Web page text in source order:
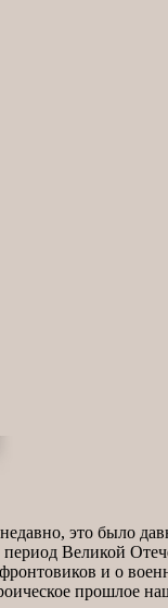
это было
период Великой
и о
прошлое